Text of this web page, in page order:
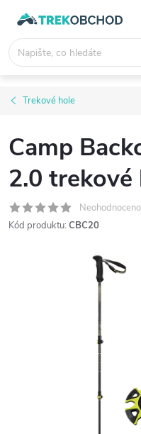
obsah
Trekové hole
Camp
2.0 trekové
Neohodnoceno
Kód produktu: CBC20